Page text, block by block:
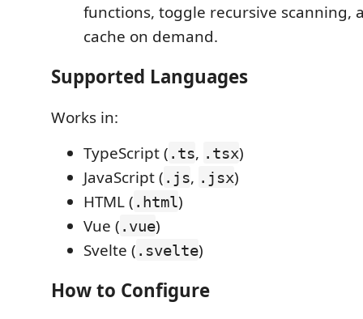
functions, toggle recursive scanning,
cache on demand.
Supported Languages
Works in:
TypeScript ( .ts, .tsx)
JavaScript ( .js, .jsx)
HTML ( .html)
Vue ( .vue)
Svelte ( .svelte)
How to Configure